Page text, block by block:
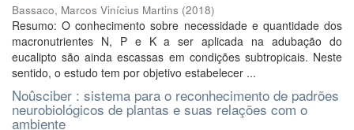
Bassaco, Marcos Vinícius Martins (2018)
Resumo: O conhecimento sobre necessidade e quantidade dos
macronutrientes N, P e K a ser aplicada na adubação do
eucalipto são ainda escassas em condições subtropicais. Neste
sentido, o estudo tem por objetivo estabelecer ...
Noûsciber : sistema para o reconhecimento de padrões
neurobiológicos de plantas e suas relações com o
ambiente